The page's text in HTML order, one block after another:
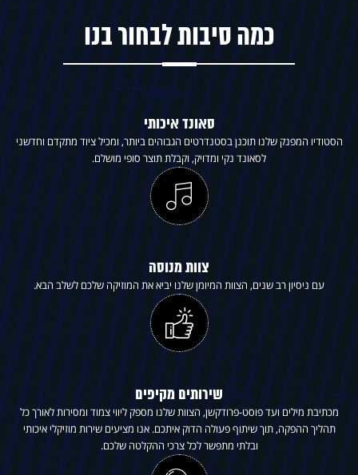
כמה סיבות לבחור בנו
סאונד איכותי
הסטודיו המפנק שלנו תוכנן בסטנדרטים הגבוהים ביותר, ומכיל ציוד מתקדם וחדשני
לסאונד נקי ומדויק, וקבלת תוצר סופי מושלם.
צוות מנוסה
עם ניסיון רב שנים, הצוות המיומן שלנו יביא את המוזיקה שלכם לשלב הבא.
שירותים מקיפים
מכתיבת מילים ועד פוסט-פרודקשן, הצוות שלנו מספק ליווי צמוד ומסירות לאורך כל
תהליך ההפקה, תוך שיתוף פעולה הדוק איתכם. אנו מציעים שירות מוזיקלי איכותי
ובלתי מתפשר לכל צרכי ההקלטה שלכם.